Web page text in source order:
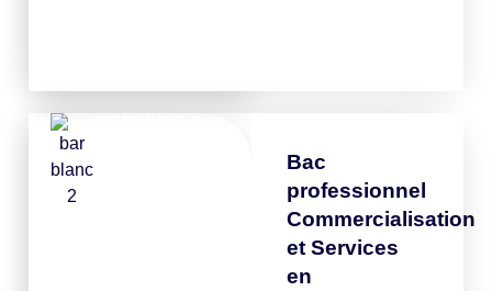
Bac
professionnel
Commercialisation
et Services
en